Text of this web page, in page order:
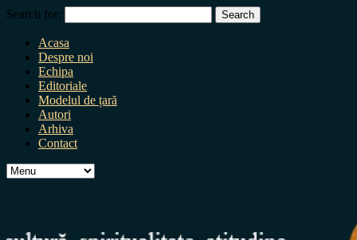
Search for:
Acasa
Despre noi
Echipa
Editoriale
Modelul de țară
Autori
Arhiva
Contact